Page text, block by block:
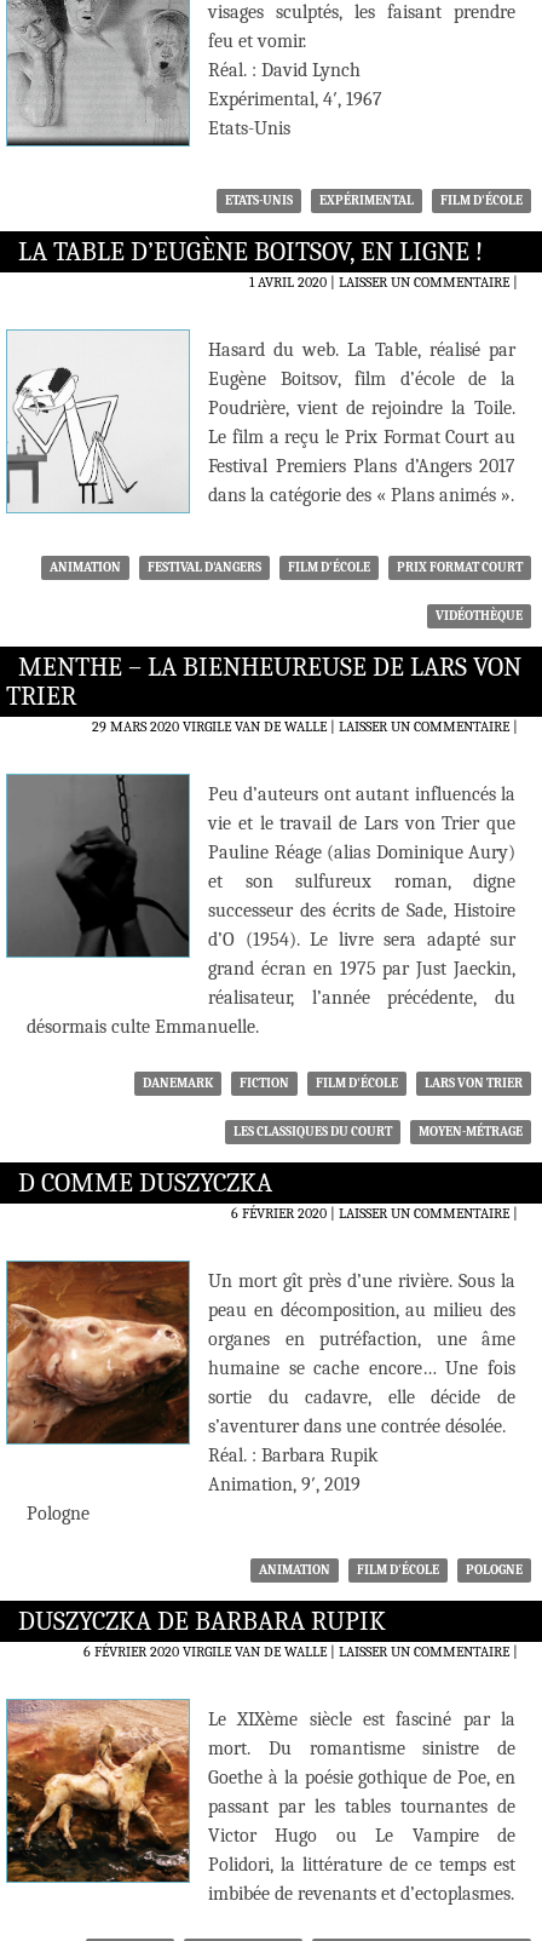
visages sculptés, les faisant prendre
feu et vomir.
Réal. : David Lynch
Expérimental, 4′, 1967
Etats-Unis
ETATS-UNIS EXPÉRIMENTAL FILM D'ÉCOLE
LA TABLE D’EUGÈNE BOITSOV, EN LIGNE !
1 AVRIL 2020 LAISSER UN COMMENTAIRE|
Hasard du web. La Table, réalisé par
Eugène Boitsov, film d’école de la
Poudrière, vient de rejoindre la Toile.
Le film a reçu le Prix Format Court au
Festival Premiers Plans d’Angers 2017
dans la catégorie des « Plans animés ».
ANIMATION FESTIVAL D'ANGERS FILM D'ÉCOLE PRIX FORMAT COURT
VIDÉOTHÈQUE
MENTHE – LA BIENHEUREUSE DE LARS VON
TRIER
29 MARS 2020 VIRGILE VAN DE WALLE LAISSER UN COMMENTAIRE|
Peu d’auteurs ont autant influencés la
vie et le travail de Lars von Trier que
Pauline Réage (alias Dominique Aury)
et son sulfureux roman, digne
successeur des écrits de Sade, Histoire
d’O (1954). Le livre sera adapté sur
grand écran en 1975 par Just Jaeckin,
réalisateur, l’année précédente, du
désormais culte Emmanuelle.
DANEMARK FICTION FILM D'ÉCOLE LARS VON TRIER
LES CLASSIQUES DU COURT MOYEN-MÉTRAGE
D COMME DUSZYCZKA
6 FÉVRIER 2020 LAISSER UN COMMENTAIRE|
Un mort gît près d’une rivière. Sous la
peau en décomposition, au milieu des
organes en putréfaction, une âme
humaine se cache encore… Une fois
sortie du cadavre, elle décide de
s’aventurer dans une contrée désolée.
Réal. : Barbara Rupik
Animation, 9′, 2019
Pologne
ANIMATION FILM D'ÉCOLE POLOGNE
DUSZYCZKA DE BARBARA RUPIK
6 FÉVRIER 2020 VIRGILE VAN DE WALLE LAISSER UN COMMENTAIRE|
Le XIXème siècle est fasciné par la
mort. Du romantisme sinistre de
Goethe à la poésie gothique de Poe, en
passant par les tables tournantes de
Victor Hugo ou Le Vampire de
Polidori, la littérature de ce temps est
imbibée de revenants et d’ectoplasmes.